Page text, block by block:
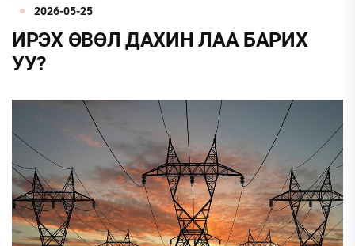
2026-05-25
ИРЭХ ӨВӨЛ ДАХИН ЛАА БАРИХ
УУ?